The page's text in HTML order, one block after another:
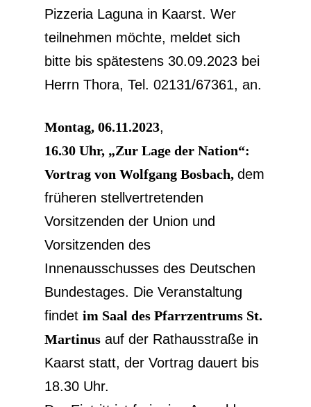
Pizzeria Laguna in Kaarst. Wer
teilnehmen möchte, meldet sich
bitte bis spätestens 30.09.2023 bei
Herrn Thora, Tel. 02131/67361, an.
Montag, 06.11.2023,
16.30 Uhr, „Zur Lage der Nation“:
Vortrag von Wolfgang Bosbach, dem
früheren stellvertretenden
Vorsitzenden der Union und
Vorsitzenden des
Innenausschusses des Deutschen
Bundestages. Die Veranstaltung
findet im Saal des Pfarrzentrums St.
Martinus auf der Rathausstraße in
Kaarst statt, der Vortrag dauert bis
18.30 Uhr.